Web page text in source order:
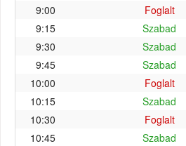
9:00
Foglalt
9:15
Szabad
9:30
Szabad
9:45
Szabad
10:00
Foglalt
10:15
Szabad
10:30
Foglalt
10:45
Szabad